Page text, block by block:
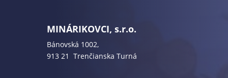
MINÁRIKOVCI, s.r.o.
Bánovská 1002,
913 21 Trenčianska Turná